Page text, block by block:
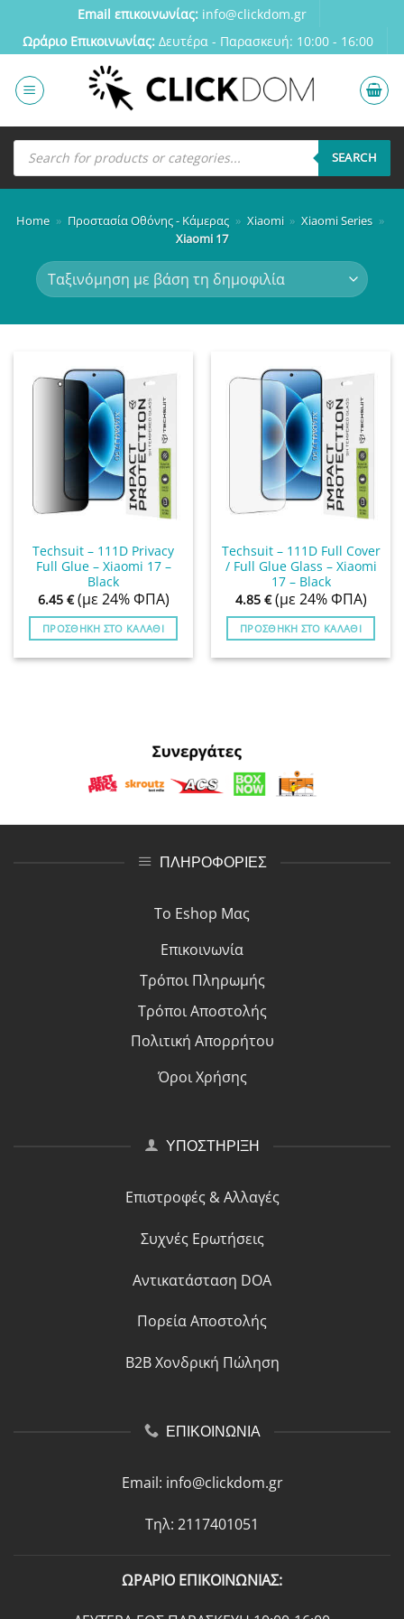
περιεχόμενο
Email επικοινωνίας: info@clickdom.gr
Ωράριο Eπικοινωνίας: Δευτέρα - Παρασκευή: 10:00 - 16:00
Αναζήτηση
προϊόντων SEARCH
Home » Προστασία Οθόνης - Κάμερας » Xiaomi » Xiaomi Series »
Xiaomi 17
Techsuit – 111D Privacy
Full Glue – Xiaomi 17 –
Black
6.45 € (με 24% ΦΠΑ)
ΠΡΟΣΘΉΚΗ ΣΤΟ ΚΑΛΆΘΙ
Techsuit – 111D Full Cover
/ Full Glue Glass – Xiaomi
17 – Black
4.85 € (με 24% ΦΠΑ)
ΠΡΟΣΘΉΚΗ ΣΤΟ ΚΑΛΆΘΙ
ΠΛΗΡΟΦΟΡΙΕΣ
Το Eshop Μας
Επικοινωνία
Τρόποι Πληρωμής
Τρόποι Αποστολής
Πολιτική Απορρήτου
Όροι Χρήσης
ΥΠΟΣΤΗΡΙΞΗ
Επιστροφές & Αλλαγές
Συχνές Ερωτήσεις
Αντικατάσταση DOA
Πορεία Αποστολής
B2B Χονδρική Πώληση
ΕΠΙΚΟΙΝΩΝΙΑ
Email: info@clickdom.gr
Τηλ: 2117401051
ΩΡΑΡΙΟ ΕΠΙΚΟΙΝΩΝΙΑΣ: